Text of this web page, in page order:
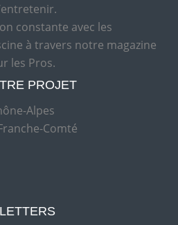
constante avec les
à travers notre magazine
les Pros.
PROJET
Alpes
Comté